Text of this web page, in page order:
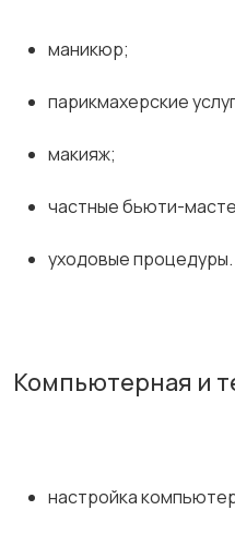
маникюр;
парикмахерские
макияж;
частные бьюти-
уходовые процедуры.
Компьютерная и
настройка